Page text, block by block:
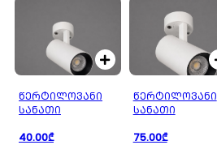
ᲬᲔᲠᲢᲘᲚᲝᲕᲐᲜᲘ
ᲡᲐᲜᲐᲗᲘ
40.00₾
ᲬᲔᲠᲢᲘᲚᲝᲕᲐᲜᲘ
ᲡᲐᲜᲐᲗᲘ
75.00₾